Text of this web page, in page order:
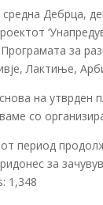
Дебрца,
за
Лактиње,
на утврден
со
период
за
1,348